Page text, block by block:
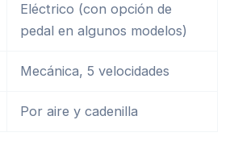
Eléctrico (con opción de
pedal en algunos modelos)
Mecánica, 5 velocidades
Por aire y cadenilla